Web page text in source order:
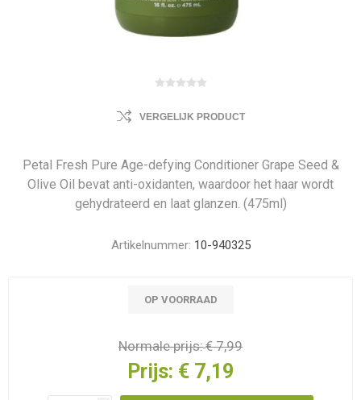
VERGELIJK PRODUCT
Petal Fresh Pure Age-defying Conditioner Grape Seed &
Olive Oil bevat anti-oxidanten, waardoor het haar wordt
gehydrateerd en laat glanzen. (475ml)
Artikelnummer: 10-940325
OP VOORRAAD
Normale prijs:€ 7,99
Prijs: € 7,19